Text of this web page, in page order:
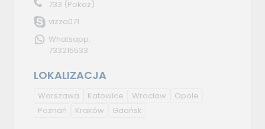
733 (Pokaż)
vizza071
Whatsapp:
733215533
LOKALIZACJA
Warszawa Katowice Wrocław
Opole
Poznań
Kraków Gdańsk